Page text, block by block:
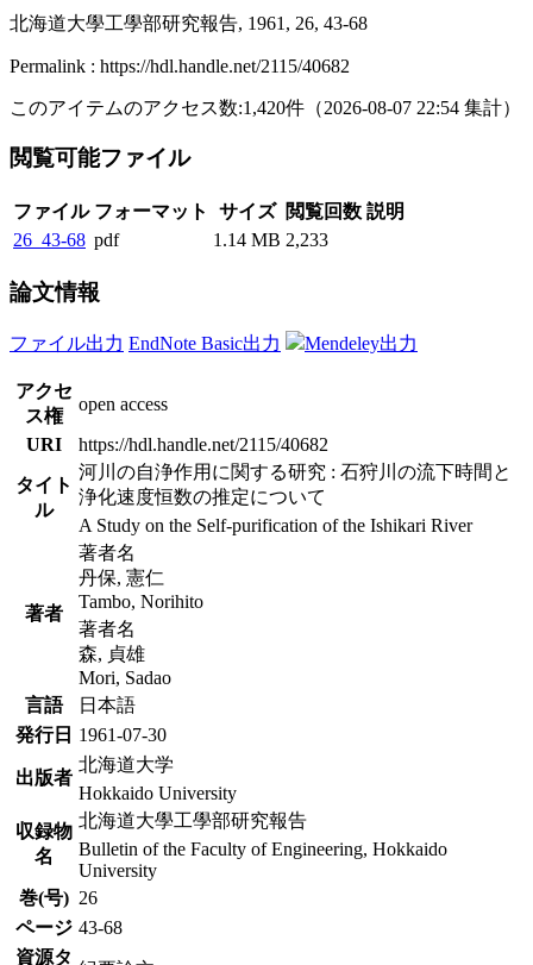
北海道大學工學部研究報告, 1961, 26, 43-68
Permalink : https://hdl.handle.net/2115/40682
このアイテムのアクセス数:1,420件 （2026-08-07 22:54 集計）
閲覧可能ファイル
ファイル フォーマット サイズ 閲覧回数 説明
26_43-68 pdf 1.14 MB 2,233
論文情報
ファイル出力 EndNote Basic出力 Mendeley出力
アクセ
ス権
open access
URI
https://hdl.handle.net/2115/40682
タイト
ル
河川の自浄作用に関する研究 : 石狩川の流下時間と
浄化速度恒数の推定について
A Study on the Self-purification of the Ishikari River
著者
著者名
丹保, 憲仁
Tambo, Norihito
著者名
森, 貞雄
Mori, Sadao
言語
日本語
発行日 1961-07-30
出版者
北海道大学
Hokkaido University
収録物
名
北海道大學工學部研究報告
Bulletin of the Faculty of Engineering, Hokkaido
University
巻(号) 26
ページ 43-68
資源タ